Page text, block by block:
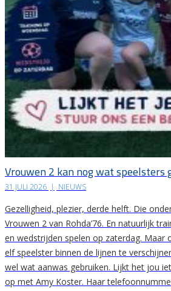
Vrouwen 2 kan nog wat speelsters
31 JULI 2026 | NIEUWS
Gezelligheid, plezier, derde helft. Die
Vrouwen 2 van Rohda’76. En natuurlijk
en wedstrijden spelen op zaterdag. Maar
elf speelster binnen de lijnen te
wel wat aanwas gebruiken. Lijkt het jou
op met Amy Koster. Haar